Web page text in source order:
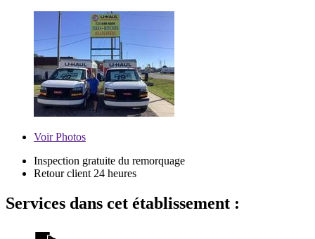
VoirPhotos
Inspection gratuite du remorquage
Retour client 24 heures
Services dans cet établissement :